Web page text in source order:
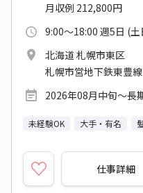
月収例 212,800円
9:00～18:00 週5日 (
北海道 札幌市東区
札幌市営地下鉄東豊
2026年08月中旬～長
未経験OK 大手・有名
仕事詳細